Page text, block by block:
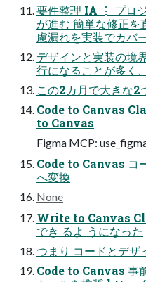
要件整理 IA ⋮ プロ
が進む 簡単な修正
慮漏れを実装でカバ
デザインと実装の境
行になることが多く
この2カ月で大きな2
Code to Canvas
to Canvas
Figma MCP:
Code to Canvas コ
へ変換
None
Write to Canvas
でき るよ うになった
つまり コードとデザ
Code to Canvas 事